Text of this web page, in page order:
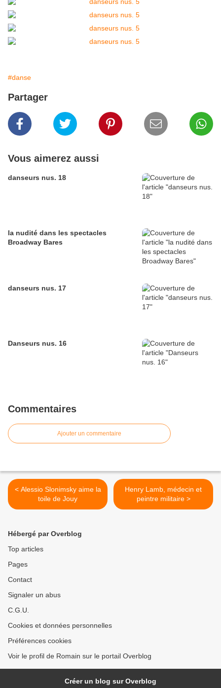
#danse
Partager
Vous aimerez aussi
danseurs nus. 18
la nudité dans les spectacles
Broadway Bares
danseurs nus. 17
Danseurs nus. 16
Commentaires
Ajouter un commentaire
< Alessio Slonimsky aime la
toile de Jouy
Henry Lamb, médecin et
peintre militaire >
Hébergé par Overblog
Top articles
Pages
Contact
Signaler un abus
C.G.U.
Cookies et données personnelles
Préférences cookies
Voir le profil de Romain sur le portail Overblog
Créer un blog sur Overblog